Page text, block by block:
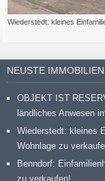
Wiederstedt: kleines
NEUSTE IMMOBILIEN
OBJEKT IST
ländliches Anwesen
Wiederstedt: kleines
Wohnlage zu
Benndorf:
zu verkaufen!